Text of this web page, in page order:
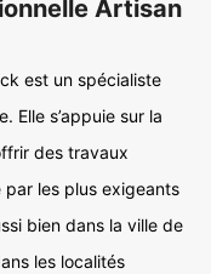
Artisan
est un spécialiste
Elle s’appuie sur la
des travaux
par les plus exigeants
bien dans la ville de
les localités